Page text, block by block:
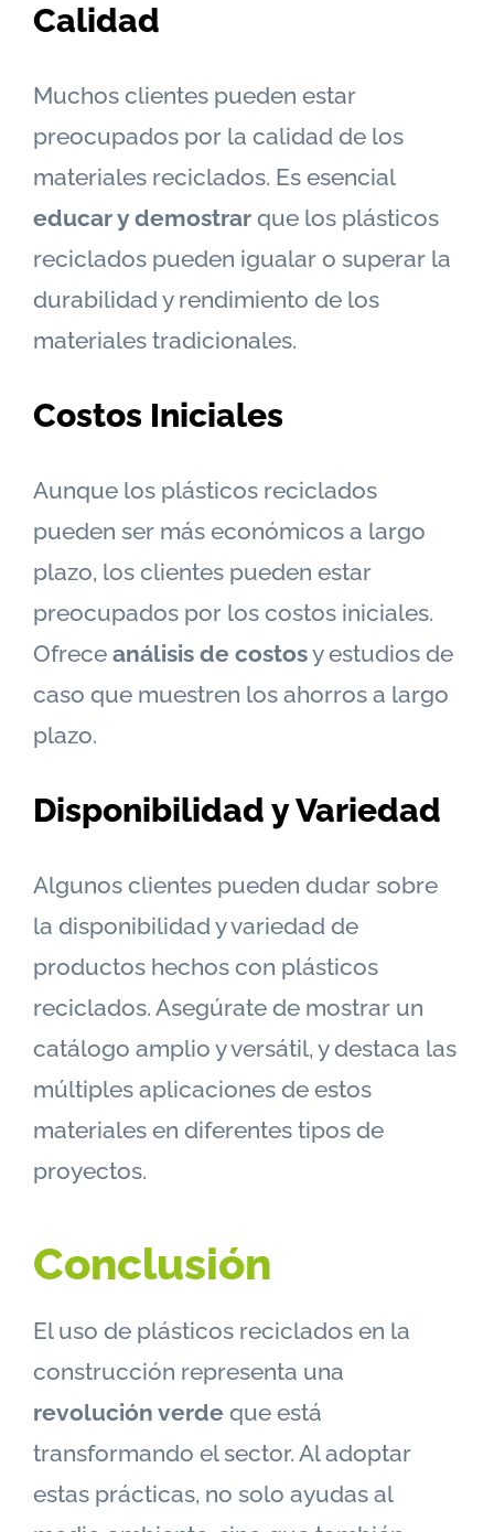
Calidad
Muchos clientes pueden estar
preocupados por la calidad de los
materiales reciclados. Es esencial
educar y demostrar que los plásticos
reciclados pueden igualar o superar la
durabilidad y rendimiento de los
materiales tradicionales.
Costos Iniciales
Aunque los plásticos reciclados
pueden ser más económicos a largo
plazo, los clientes pueden estar
preocupados por los costos iniciales.
Ofrece análisis de costosy estudios de
caso que muestren los ahorros a largo
plazo.
Disponibilidad y Variedad
Algunos clientes pueden dudar sobre
la disponibilidad y variedad de
productos hechos con plásticos
reciclados. Asegúrate de mostrar un
catálogo amplio y versátil, y destaca las
múltiples aplicaciones de estos
materiales en diferentes tipos de
proyectos.
Conclusión
El uso de plásticos reciclados en la
construcción representa una
revolución verde que está
transformando el sector. Al adoptar
estas prácticas, no solo ayudas al